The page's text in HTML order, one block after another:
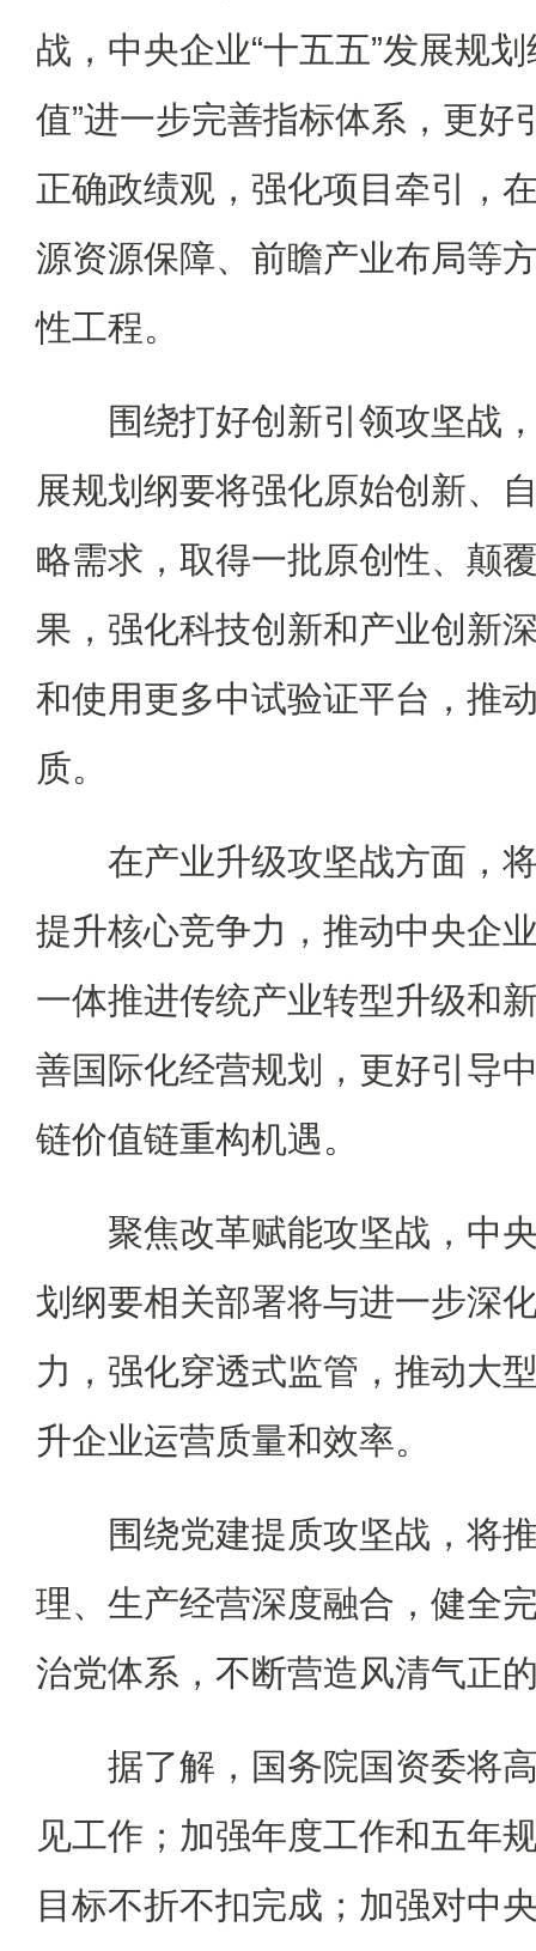
战，中央企业“十五五”发展规
值”进一步完善指标体系，更好
正确政绩观，强化项目牵引，
源资源保障、前瞻产业布局等
性工程。
围绕打好创新引领攻坚战，
展规划纲要将强化原始创新、
略需求，取得一批原创性、颠
果，强化科技创新和产业创新
和使用更多中试验证平台，推
质。
在产业升级攻坚战方面，将
提升核心竞争力，推动中央企
一体推进传统产业转型升级和
善国际化经营规划，更好引导
链价值链重构机遇。
聚焦改革赋能攻坚战，中央
划纲要相关部署将与进一步深
力，强化穿透式监管，推动大
升企业运营质量和效率。
围绕党建提质攻坚战，将推
理、生产经营深度融合，健全
治党体系，不断营造风清气正
据了解，国务院国资委将高
见工作；加强年度工作和五年
目标不折不扣完成；加强对中